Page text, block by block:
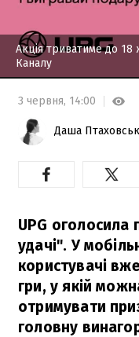
Акція триватиме до 18
Каналу
3 червня, 14:00
Даша
UPG оголосила
удачі". У
користувачі
гри, у якій
отримувати
головну